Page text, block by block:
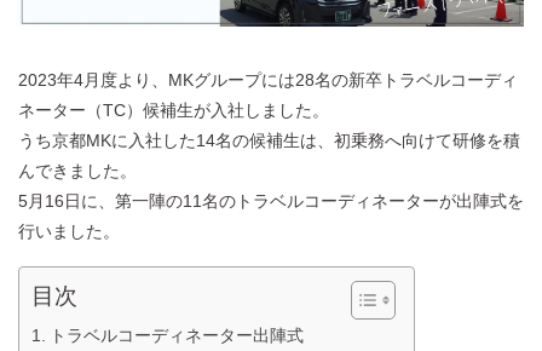
2023年4月度より、MKグループには28名の新卒トラベルコーディ
ネーター（TC）候補生が入社しました。
うち京都MKに入社した14名の候補生は、初乗務へ向けて研修を積
んできました。
5月16日に、第一陣の11名のトラベルコーディネーターが出陣式を
行いました。
目次
トラベルコーディネーター出陣式